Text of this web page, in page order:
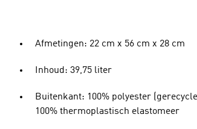
Afmetingen: 22 cm x 56 cm x 28 cm
Inhoud: 39,75 liter
Buitenkant: 100% polyester
100% thermoplastisch elastomeer